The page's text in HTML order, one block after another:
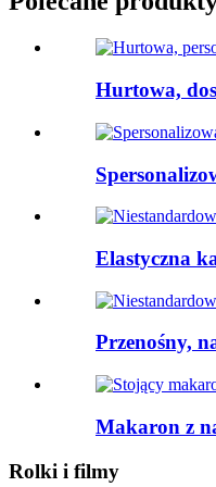
Hurtowa,
Elastyczna
Przenośny,
Makaron z
Rolki i filmy